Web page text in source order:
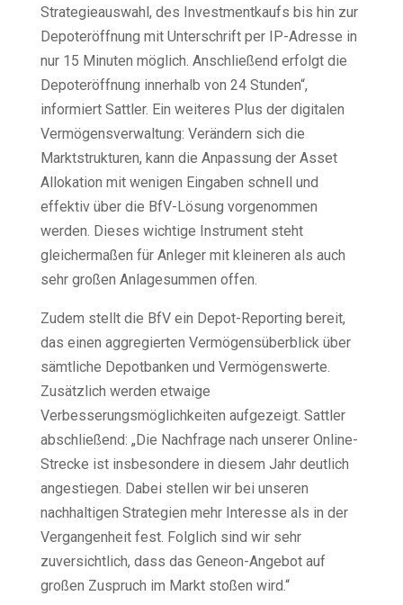
Strategieauswahl, des Investmentkaufs bis hin zur
Depoteröffnung mit Unterschrift per IP-Adresse in
nur 15 Minuten möglich. Anschließend erfolgt die
Depoteröffnung innerhalb von 24 Stunden“,
informiert Sattler. Ein weiteres Plus der digitalen
Vermögensverwaltung: Verändern sich die
Marktstrukturen, kann die Anpassung der Asset
Allokation mit wenigen Eingaben schnell und
effektiv über die BfV-Lösung vorgenommen
werden. Dieses wichtige Instrument steht
gleichermaßen für Anleger mit kleineren als auch
sehr großen Anlagesummen offen.
Zudem stellt die BfV ein Depot-Reporting bereit,
das einen aggregierten Vermögensüberblick über
sämtliche Depotbanken und Vermögenswerte.
Zusätzlich werden etwaige
Verbesserungsmöglichkeiten aufgezeigt. Sattler
abschließend: „Die Nachfrage nach unserer Online-
Strecke ist insbesondere in diesem Jahr deutlich
angestiegen. Dabei stellen wir bei unseren
nachhaltigen Strategien mehr Interesse als in der
Vergangenheit fest. Folglich sind wir sehr
zuversichtlich, dass das Geneon-Angebot auf
großen Zuspruch im Markt stoßen wird.“